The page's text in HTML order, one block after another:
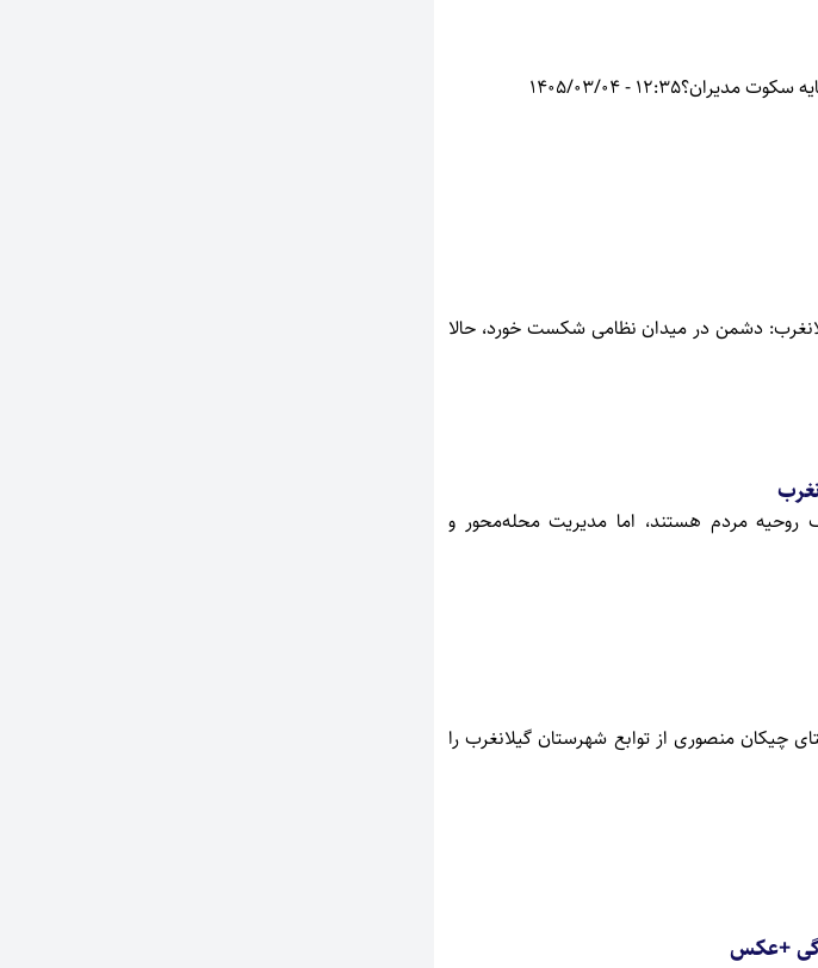
سکوت مدیران؟12:35 - 1405/03/04
دشمن در میدان نظامی شکست خورد، حالا
روحیه مردم هستند، اما مدیریت محله‌محور و
چیکان منصوری از توابع شهرستان گیلانغرب را
+عکس